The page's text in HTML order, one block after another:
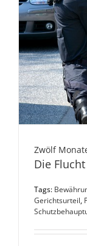
Zwölf
Die
Tags:
Gerichtsurteil,